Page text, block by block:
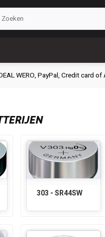
WERO, PayPal, Credit card
303 - SR44SW